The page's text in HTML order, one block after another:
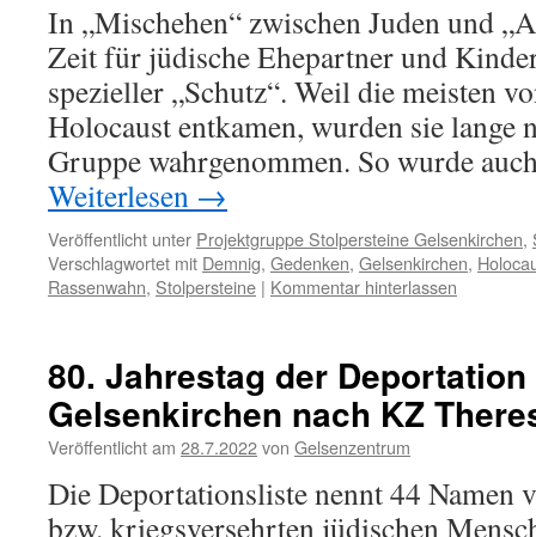
In „Mischehen“ zwischen Juden und
Zeit für jüdische Ehepartner und
spezieller „Schutz“. Weil die meisten
Holocaust entkamen, wurden sie lange
Gruppe wahrgenommen. So wurde
Weiterlesen →
Veröffentlicht unter Projektgruppe Stolpersteine Gelsenkirchen,
Verschlagwortet mit Demnig, Gedenken, Gelsenkirchen,
Rassenwahn, Stolpersteine | Kommentar hinterlassen
80. Jahrestag der
Gelsenkirchen nach KZ
Veröffentlicht am 28.7.2022von Gelsenzentrum
Die Deportationsliste nennt 44 Namen
bzw. kriegsversehrten jüdischen